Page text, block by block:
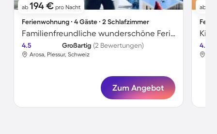
ab 194 € pro Nacht
Ferienwohnung ∙ 4 Gäste ∙ 2 Schlafzimmer
Familienfreundliche wunderschöne Ferienwohnung mit Terrasse | Seeblick
4.5 Großartig (2 Bewertungen)
Arosa, Plessur, Schweiz
Zum Angebot
ab
4.8